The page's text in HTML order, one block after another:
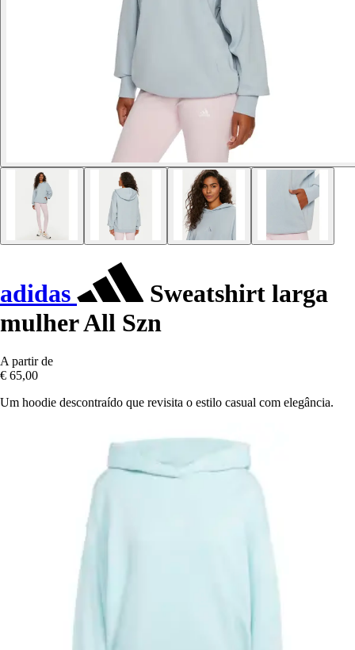
adidas
Sweatshirt larga
mulher All Szn
A partir de
€ 65,00
Um hoodie descontraído que revisita o estilo casual com elegância.